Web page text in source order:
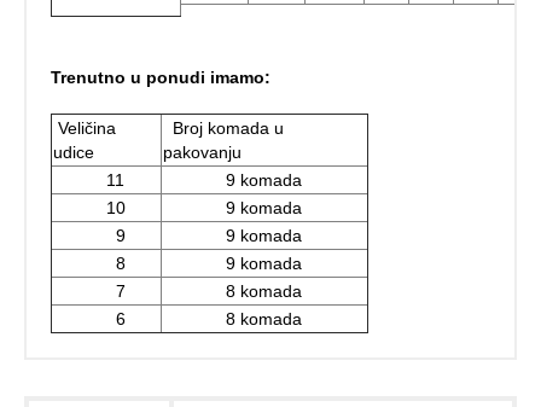
Trenutno u ponudi imamo:
Veličina
udice
Broj komada u
pakovanju
11
9 komada
10
9 komada
9
9 komada
8
9 komada
7
8 komada
6
8 komada